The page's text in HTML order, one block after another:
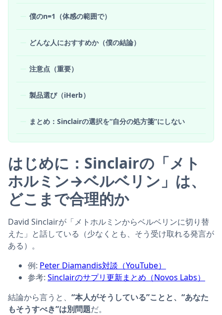
僕のn=1（体感の範囲で）
どんな人におすすめか（僕の結論）
注意点（重要）
製品選び（iHerb）
まとめ：Sinclairの選択を“自分の処方箋”にしない
はじめに：Sinclairの「メト
ホルミン→ベルベリン」は、
どこまで合理的か
David Sinclairが「メトホルミンからベルベリンに切り替
えた」と話している（少なくとも、そう受け取れる発言が
ある）。
例: Peter Diamandis対談（YouTube）
参考: Sinclairのサプリ更新まとめ（Novos Labs）
結論から言うと、 “本人がそうしている”ことと、“あなた
もそうすべき”は別問題だ。